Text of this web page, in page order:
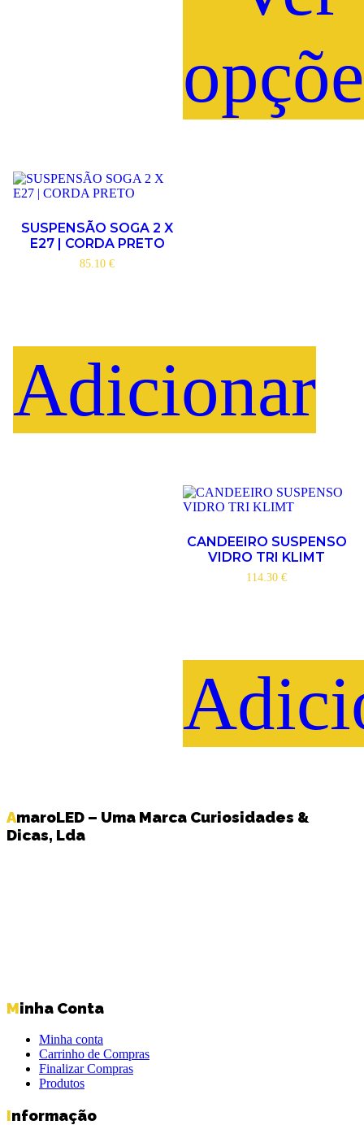
SUSPENSÃO SOGA 2 X
E27 | CORDA PRETO
85.10€
Adicionar
CANDEEIRO SUSPENSO
VIDRO TRI KLIMT
114.30€
AmaroLED – Uma Marca Curiosidades &
Dicas, Lda
Minha Conta
Minha conta
Carrinho de Compras
Finalizar Compras
Produtos
Informação